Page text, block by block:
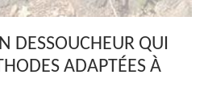
DESSOUCHEUR QUI
ADAPTÉES À